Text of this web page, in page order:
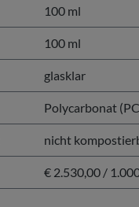
100 ml
100 ml
glasklar
Polycarbonat
nicht
€ 2.530,00 /